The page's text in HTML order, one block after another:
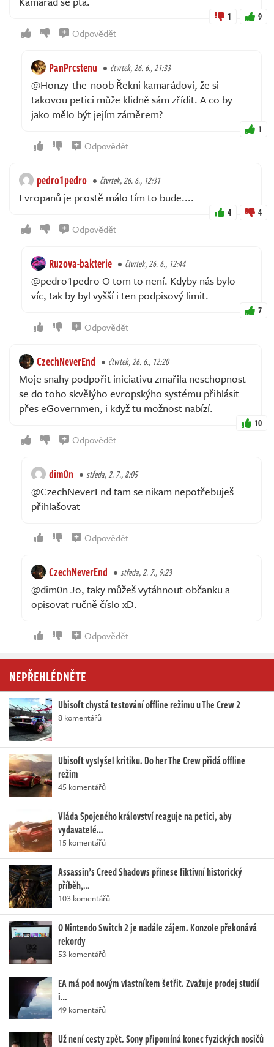
1 9
Odpovědět
PanPrcstenu čtvrtek, 26. 6., 21:33
@Honzy-the-noob Řekni kamarádovi, že si
takovou petici může klidně sám zřídit. A co by
jako mělo být jejím záměrem?
1
Odpovědět
pedro1pedro čtvrtek, 26. 6., 12:31
Evropanů je prostě málo tím to bude....
4 4
Odpovědět
Ruzova-bakterie čtvrtek, 26. 6., 12:44
@pedro1pedro O tom to není. Kdyby nás bylo
víc, tak by byl vyšší i ten podpisový limit.
7
Odpovědět
CzechNeverEnd čtvrtek, 26. 6., 12:20
Moje snahy podpořit iniciativu zmařila neschopnost
se do toho skvělýho evropskýho systému přihlásit
přes eGovernmen, i když tu možnost nabízí.
10
Odpovědět
dim0n středa, 2. 7., 8:05
@CzechNeverEnd tam se nikam nepotřebuješ
přihlašovat
Odpovědět
CzechNeverEnd středa, 2. 7., 9:23
@dim0n Jo, taky můžeš vytáhnout občanku a
opisovat ručně číslo xD.
Odpovědět
NEPŘEHLÉDNĚTE
Ubisoft chystá testování offline režimu u The Crew 2
8 komentářů
Ubisoft vyslyšel kritiku. Do her The Crew přidá offline
režim
45 komentářů
Vláda Spojeného království reaguje na petici, aby
vydavatelé…
15 komentářů
Assassin’s Creed Shadows přinese fiktivní historický
příběh,…
103 komentářů
O Nintendo Switch 2 je nadále zájem. Konzole překonává
rekordy
53 komentářů
EA má pod novým vlastníkem šetřit. Zvažuje prodej studií
i…
49 komentářů
Už není cesty zpět. Sony připomíná konec fyzických nosičů